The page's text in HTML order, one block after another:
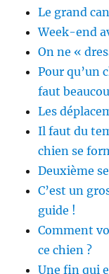
Le grand
Week-end
On ne «
Pour qu’un
faut
Les
Il faut du
chien se
Deuxième
C’est un
guide !
Comment
ce chien ?
Une fin qui